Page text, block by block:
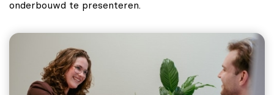
onderbouwd te presenteren.